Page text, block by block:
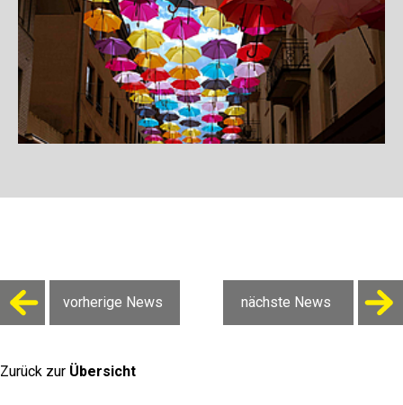
vorherige News nächste News
Zurück zur Übersicht